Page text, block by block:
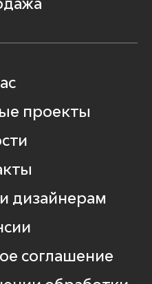
проекты
дизайнерам
соглашение